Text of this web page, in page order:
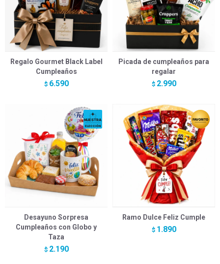
Regalo Gourmet Black Label
Cumpleaños
$ 6.590
Picada de cumpleaños para
regalar
$ 2.990
Desayuno Sorpresa
Cumpleaños con Globo y
Taza
$ 2.190
Ramo Dulce Feliz Cumple
$ 1.890